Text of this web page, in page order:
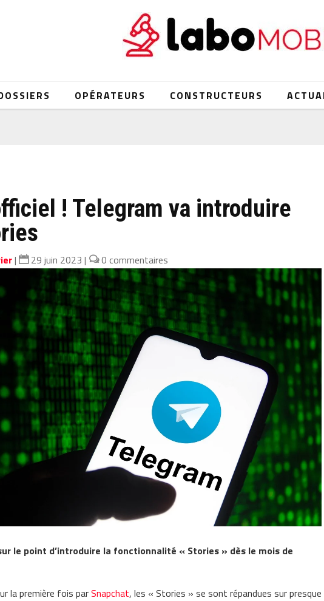
OPÉRATEURS CONSTRUCTEURS
! Telegram va introduire
| 29 juin 2023 | 0 commentaires
le point d’introduire la fonctionnalité « Stories » dès le mois de
la première fois parSnapchat, les « Stories » se sont répandues sur presque